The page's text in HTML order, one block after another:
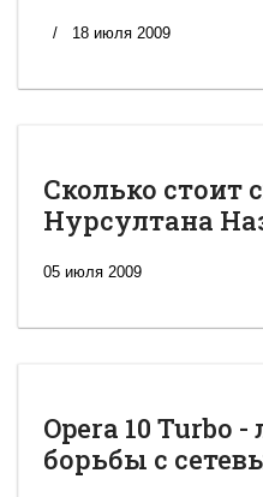
18 июля 2009
Сколько стоит
Нурсултана
05 июля 2009
Opera 10 Turbo
борьбы с